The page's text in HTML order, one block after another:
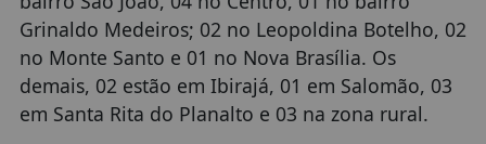
Grinaldo Medeiros; 02 no Leopoldina Botelho, 02
no Monte Santo e 01 no Nova Brasília. Os
demais, 02 estão em Ibirajá, 01 em Salomão, 03
em Santa Rita do Planalto e 03 na zona rural.